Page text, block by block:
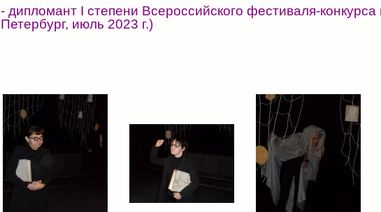
- дипломант I степени Всероссийского фестиваля-
Петербург, июль 2023 г.)